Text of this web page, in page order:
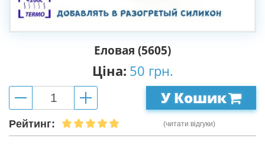
Еловая (5605)
Ціна: 50 грн.
У Кошик
Рейтинг: (читати відгуки)